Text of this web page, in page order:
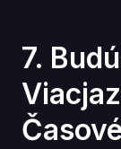
7.